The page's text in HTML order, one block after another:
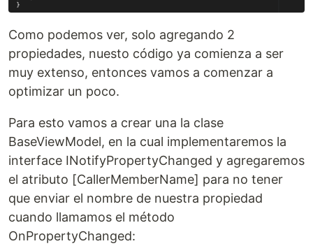
Como podemos ver, solo agregando 2
propiedades, nuesto código ya comienza a ser
muy extenso, entonces vamos a comenzar a
optimizar un poco.
Para esto vamos a crear una la clase
BaseViewModel, en la cual implementaremos la
interface INotifyPropertyChanged y agregaremos
el atributo [CallerMemberName] para no tener
que enviar el nombre de nuestra propiedad
cuando llamamos el método
OnPropertyChanged: